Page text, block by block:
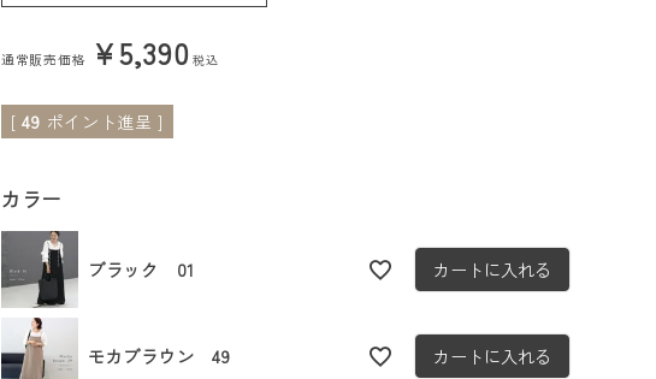
通常販売価格 ¥5,390 税込
[ 49 ポイント進呈 ]
カラー
ブラック 01 カートに入れる
モカブラウン 49 カートに入れる